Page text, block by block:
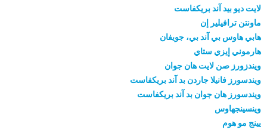
لايت ديو بيد آند بريكفاست
ماونتن ترافيلير إن
هابي هاوس بي آند بي، جويفان
هارموني إيزي ستاي
ويندزورز صن لايت هان جوان
ويندسورز فانيلا جاردن بد آند بريكفاست
ويندسورز هان جوان بد آند بريكفاست
وينسينجهاوس
يينج مو هوم